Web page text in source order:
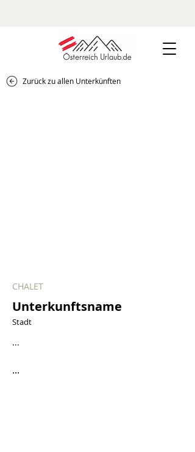
Zurück zu allen Unterkünften
CHALET
Unterkunftsname
Stadt
...
...